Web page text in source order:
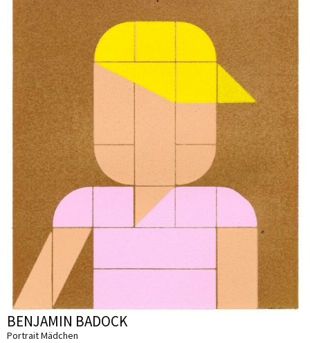
BENJAMIN BADOCK
Portrait Mädchen